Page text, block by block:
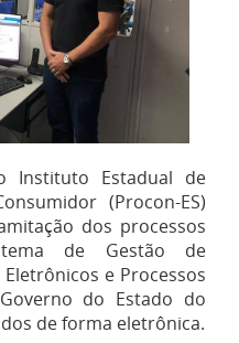
Instituto Estadual de
(Procon-ES)
dos processos
de Gestão de
e Processos
do Estado do
de forma eletrônica.